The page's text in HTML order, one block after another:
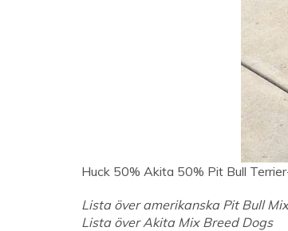
Huck 50% Akita 50% Pit Bull
Lista över amerikanska Pit Bull
Lista över Akita Mix Breed Dogs